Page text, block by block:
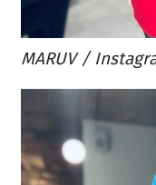
MARUV /